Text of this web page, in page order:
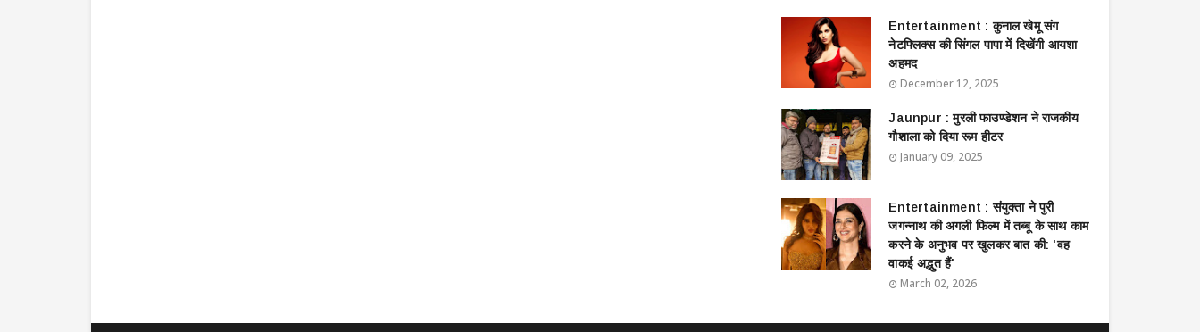
Entertainment : ​​​​कुनाल खेमू संग
नेटफ्लिक्स की सिंगल पापा में दिखेंगी आयशा
अहमद
December 12, 2025
Jaunpur : ​मुरली फाउण्डेशन ने राजकीय
गौशाला को दिया रूम हीटर
January 09, 2025
Entertainment : ​संयुक्ता ने पुरी
जगन्नाथ की अगली फिल्म में तब्बू के साथ काम
करने के अनुभव पर खुलकर बात की: 'वह
वाकई अद्भुत हैं'
March 02, 2026